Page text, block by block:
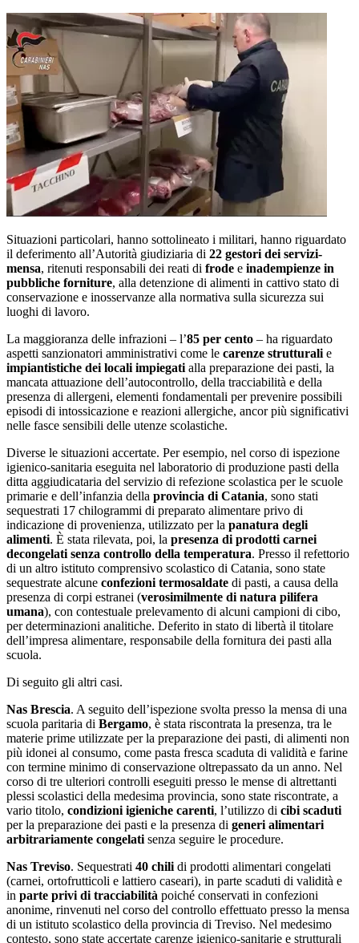
Situazioni particolari, hanno sottolineato i militari, hanno riguardato
il deferimento all’Autorità giudiziaria di 22 gestori dei servizi-
mensa, ritenuti responsabili dei reati di frode e inadempienze in
pubbliche forniture, alla detenzione di alimenti in cattivo stato di
conservazione e inosservanze alla normativa sulla sicurezza sui
luoghi di lavoro.
La maggioranza delle infrazioni – l’85 per cento – ha riguardato
aspetti sanzionatori amministrativi come le carenze strutturali e
impiantistiche dei locali impiegati alla preparazione dei pasti, la
mancata attuazione dell’autocontrollo, della tracciabilità e della
presenza di allergeni, elementi fondamentali per prevenire possibili
episodi di intossicazione e reazioni allergiche, ancor più significativi
nelle fasce sensibili delle utenze scolastiche.
Diverse le situazioni accertate. Per esempio, nel corso di ispezione
igienico-sanitaria eseguita nel laboratorio di produzione pasti della
ditta aggiudicataria del servizio di refezione scolastica per le scuole
primarie e dell’infanzia della provincia di Catania, sono stati
sequestrati 17 chilogrammi di preparato alimentare privo di
indicazione di provenienza, utilizzato per la panatura degli
alimenti. È stata rilevata, poi, la presenza di prodotti carnei
decongelati senza controllo della temperatura. Presso il refettorio
di un altro istituto comprensivo scolastico di Catania, sono state
sequestrate alcune confezioni termosaldate di pasti, a causa della
presenza di corpi estranei (verosimilmente di natura pilifera
umana), con contestuale prelevamento di alcuni campioni di cibo,
per determinazioni analitiche. Deferito in stato di libertà il titolare
dell’impresa alimentare, responsabile della fornitura dei pasti alla
scuola.
Di seguito gli altri casi.
Nas Brescia. A seguito dell’ispezione svolta presso la mensa di una
scuola paritaria di Bergamo, è stata riscontrata la presenza, tra le
materie prime utilizzate per la preparazione dei pasti, di alimenti non
più idonei al consumo, come pasta fresca scaduta di validità e farine
con termine minimo di conservazione oltrepassato da un anno. Nel
corso di tre ulteriori controlli eseguiti presso le mense di altrettanti
plessi scolastici della medesima provincia, sono state riscontrate, a
vario titolo, condizioni igieniche carenti, l’utilizzo di cibi scaduti
per la preparazione dei pasti e la presenza di generi alimentari
arbitrariamente congelati senza seguire le procedure.
Nas Treviso. Sequestrati 40 chili di prodotti alimentari congelati
(carnei, ortofrutticoli e lattiero caseari), in parte scaduti di validità e
in parte privi di tracciabilità poiché conservati in confezioni
anonime, rinvenuti nel corso del controllo effettuato presso la mensa
di un istituto scolastico della provincia di Treviso. Nel medesimo
contesto, sono state accertate carenze igienico-sanitarie e strutturali